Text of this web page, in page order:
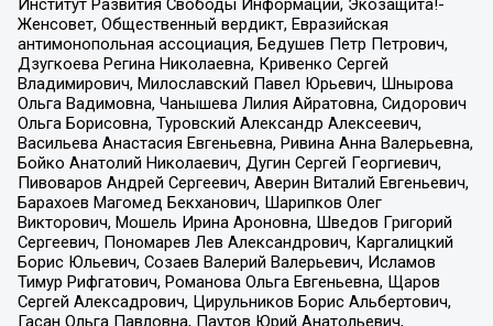
Институт Развития Свободы Информации, Экозащита!-
Женсовет, Общественный вердикт, Евразийская
антимонопольная ассоциация, Бедушев Петр Петрович,
Дзугкоева Регина Николаевна, Кривенко Сергей
Владимирович, Милославский Павел Юрьевич, Шнырова
Ольга Вадимовна, Чанышева Лилия Айратовна, Сидорович
Ольга Борисовна, Туровский Александр Алексеевич,
Васильева Анастасия Евгеньевна, Ривина Анна Валерьевна,
Бойко Анатолий Николаевич, Дугин Сергей Георгиевич,
Пивоваров Андрей Сергеевич, Аверин Виталий Евгеньевич,
Барахоев Магомед Бекханович, Шарипков Олег
Викторович, Мошель Ирина Ароновна, Шведов Григорий
Сергеевич, Пономарев Лев Александрович, Каргалицкий
Борис Юльевич, Созаев Валерий Валерьевич, Исламов
Тимур Рифгатович, Романова Ольга Евгеньевна, Щаров
Сергей Алексадрович, Цирульников Борис Альбертович,
Гасан Ольга Павловна, Паутов Юрий Анатольевич,